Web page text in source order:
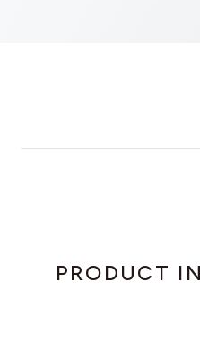
PRODUCT